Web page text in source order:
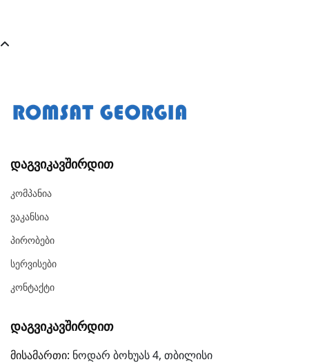
Დაგვიკავშირდით
Კომპანია
Ვაკანსია
Პირობები
Სერვისები
Კონტაქტი
Დაგვიკავშირდით
მისამართი: ნოდარ ბოხუას 4, თბილისი